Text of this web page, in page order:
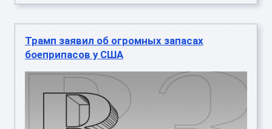
Трамп заявил об огромных запасах
боеприпасов у США